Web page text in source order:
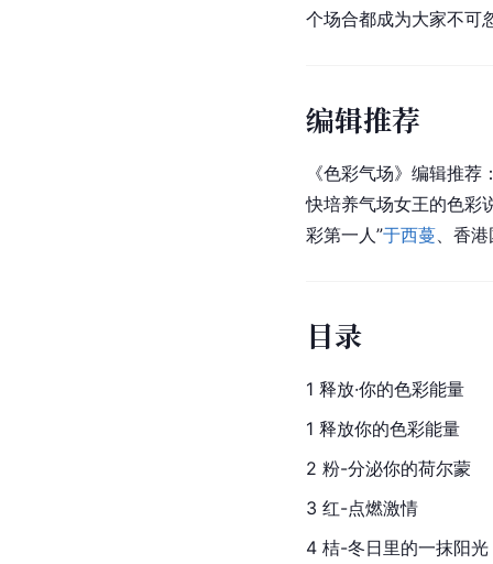
个场合都成为大家不可
编辑推荐
《色彩气场》编辑推荐
快培养气场女王的色彩
彩第一人”于西蔓 、香
目录
1 释放·你的色彩能量
1 释放你的色彩能量
2 粉-分泌你的荷尔蒙
3 红-点燃激情
4 桔-冬日里的一抹阳光